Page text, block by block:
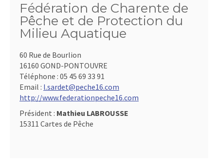
Fédération de Charente de
Pêche et de Protection du
Milieu Aquatique
60 Rue de Bourlion
16160 GOND-PONTOUVRE
Téléphone : 05 45 69 33 91
Email : l.sardet@peche16.com
http://www.federationpeche16.com
Président : Mathieu LABROUSSE
15311 Cartes de Pêche